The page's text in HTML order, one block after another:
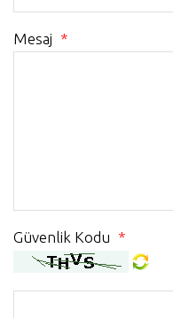
Mesaj *
Güvenlik Kodu *